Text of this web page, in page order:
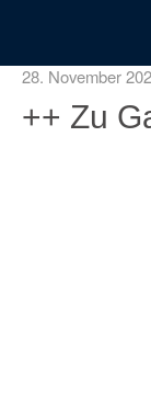
28. November
++ Zu